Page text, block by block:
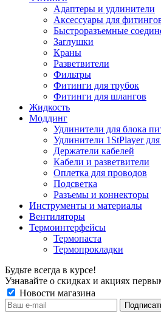
Адаптеры и удлинители
Аксессуары для
Быстроразъемные
Заглушки
Краны
Разветвители
Фильтры
Фитинги для трубок
Фитинги для шлангов
Жидкость
Моддинг
Удлинители для блока
Удлинители 1StPlayer
Держатели кабелей
Кабели и разветвители
Оплетка для проводов
Подсветка
Разъемы и коннекторы
Инструменты и материалы
Вентиляторы
Термоинтерфейсы
Термопаста
Термопрокладки
Будьте всегда в курсе!
Узнавайте о скидках и акциях
Новости магазина